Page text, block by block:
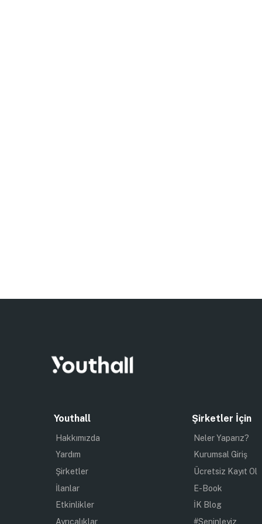
Youthall
Hakkımızda
Yardım
Şirketler
İlanlar
Etkinlikler
Ayrıcalıklar
Şirketler İçin
Neler Yaparız?
Kurumsal Giriş
Ücretsiz Kayıt Ol
E-Book
İK Blog
#Seninleyiz